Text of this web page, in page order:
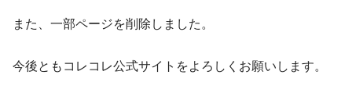
また、一部ページを削除しました。
今後ともコレコレ公式サイトをよろしくお願いします。